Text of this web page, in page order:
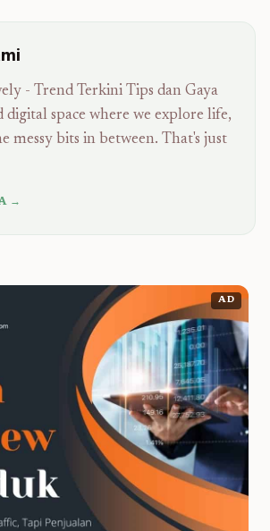
- Trend Terkini Tips dan Gaya
digital space where we explore life,
messy bits in between. That's just
→
AD